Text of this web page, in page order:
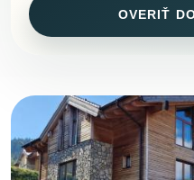
OVERIŤ